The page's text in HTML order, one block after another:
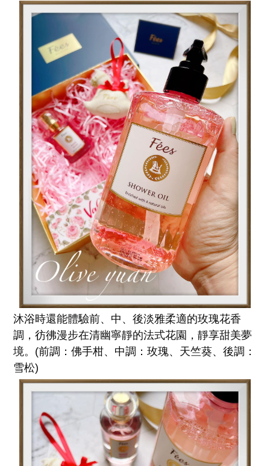
沐浴時還能體驗前、中、後淡雅柔適的玫瑰花香
調，彷彿漫步在清幽寧靜的法式花園，靜享甜美夢
境。(前調：佛手柑、中調：玫瑰、天竺葵、後調：
雪松)